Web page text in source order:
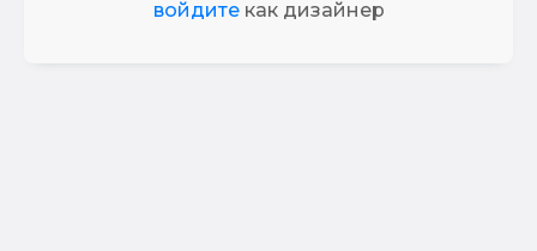
войдитекак дизайнер